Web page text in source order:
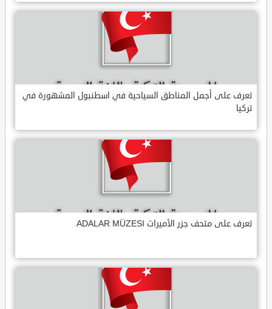
تعرف على أجمل المناطق السياحية في اسطنبول المشهورة في
تركيا
تعرف على متحف جزر الأميرات ADALAR MÜZESI